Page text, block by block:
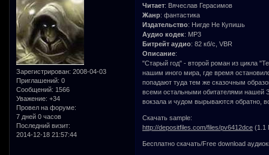
Зарегистрирован: 2008-04-03
Приглашений: 0
Сообщений: 1566
Уважение: +34
Провел на форуме:
7 дней 0 часов
Последний визит:
2014-12-18 21:57:44
Читает: Вячеслав Герасимов
Жанр: фантастика
Издательство: Нигде Не Купишь
Аудио кодек: MP3
Битрейт аудио: 82 кб/с, VBR
Описание:
"Старый год" - второй роман из цикла
нашим иного мира, где время
попадают туда тем же сказочным
всеми остальными обитателями нашей
вокзала и чудом вырываются обратно,
Скачать sample:
http://depositfiles.com/files/pv6412dce (1.1
Бесплатно скачать/Free download